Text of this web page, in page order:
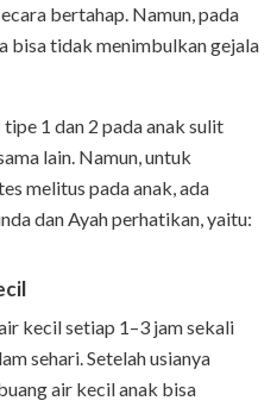
bertahap. Namun, pada
bisa tidak menimbulkan gejala
1 dan 2 pada anak sulit
lain. Namun, untuk
melitus pada anak, ada
dan Ayah perhatikan, yaitu:
kecil setiap 1–3 jam sekali
sehari. Setelah usianya
air kecil anak bisa